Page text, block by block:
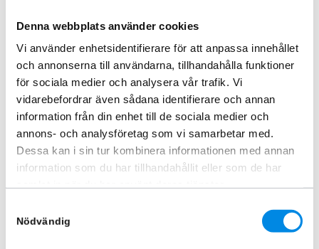
Denna webbplats använder cookies
Vi använder enhetsidentifierare för att anpassa innehållet
och annonserna till användarna, tillhandahålla funktioner
för sociala medier och analysera vår trafik. Vi
vidarebefordrar även sådana identifierare och annan
information från din enhet till de sociala medier och
annons- och analysföretag som vi samarbetar med.
Dessa kan i sin tur kombinera informationen med annan
information som du har tillhandahållit eller som de har
Nödvändig
Vindavvisare Toyota Hilux 2016+
ARTNR:7001
1 282,50kr
Inkl. moms
Lägg i varukorg
2024
ARTNR:BG618DB
1 335kr
Inkl. moms
Lägg i varukorg